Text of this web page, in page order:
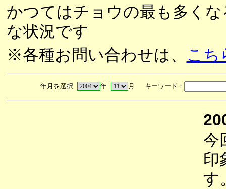
かつてはチョウの最も多く
な状況です
※各種お問い合わせは、 こち
年月を選択 年 月 キーワード：
今
印
す